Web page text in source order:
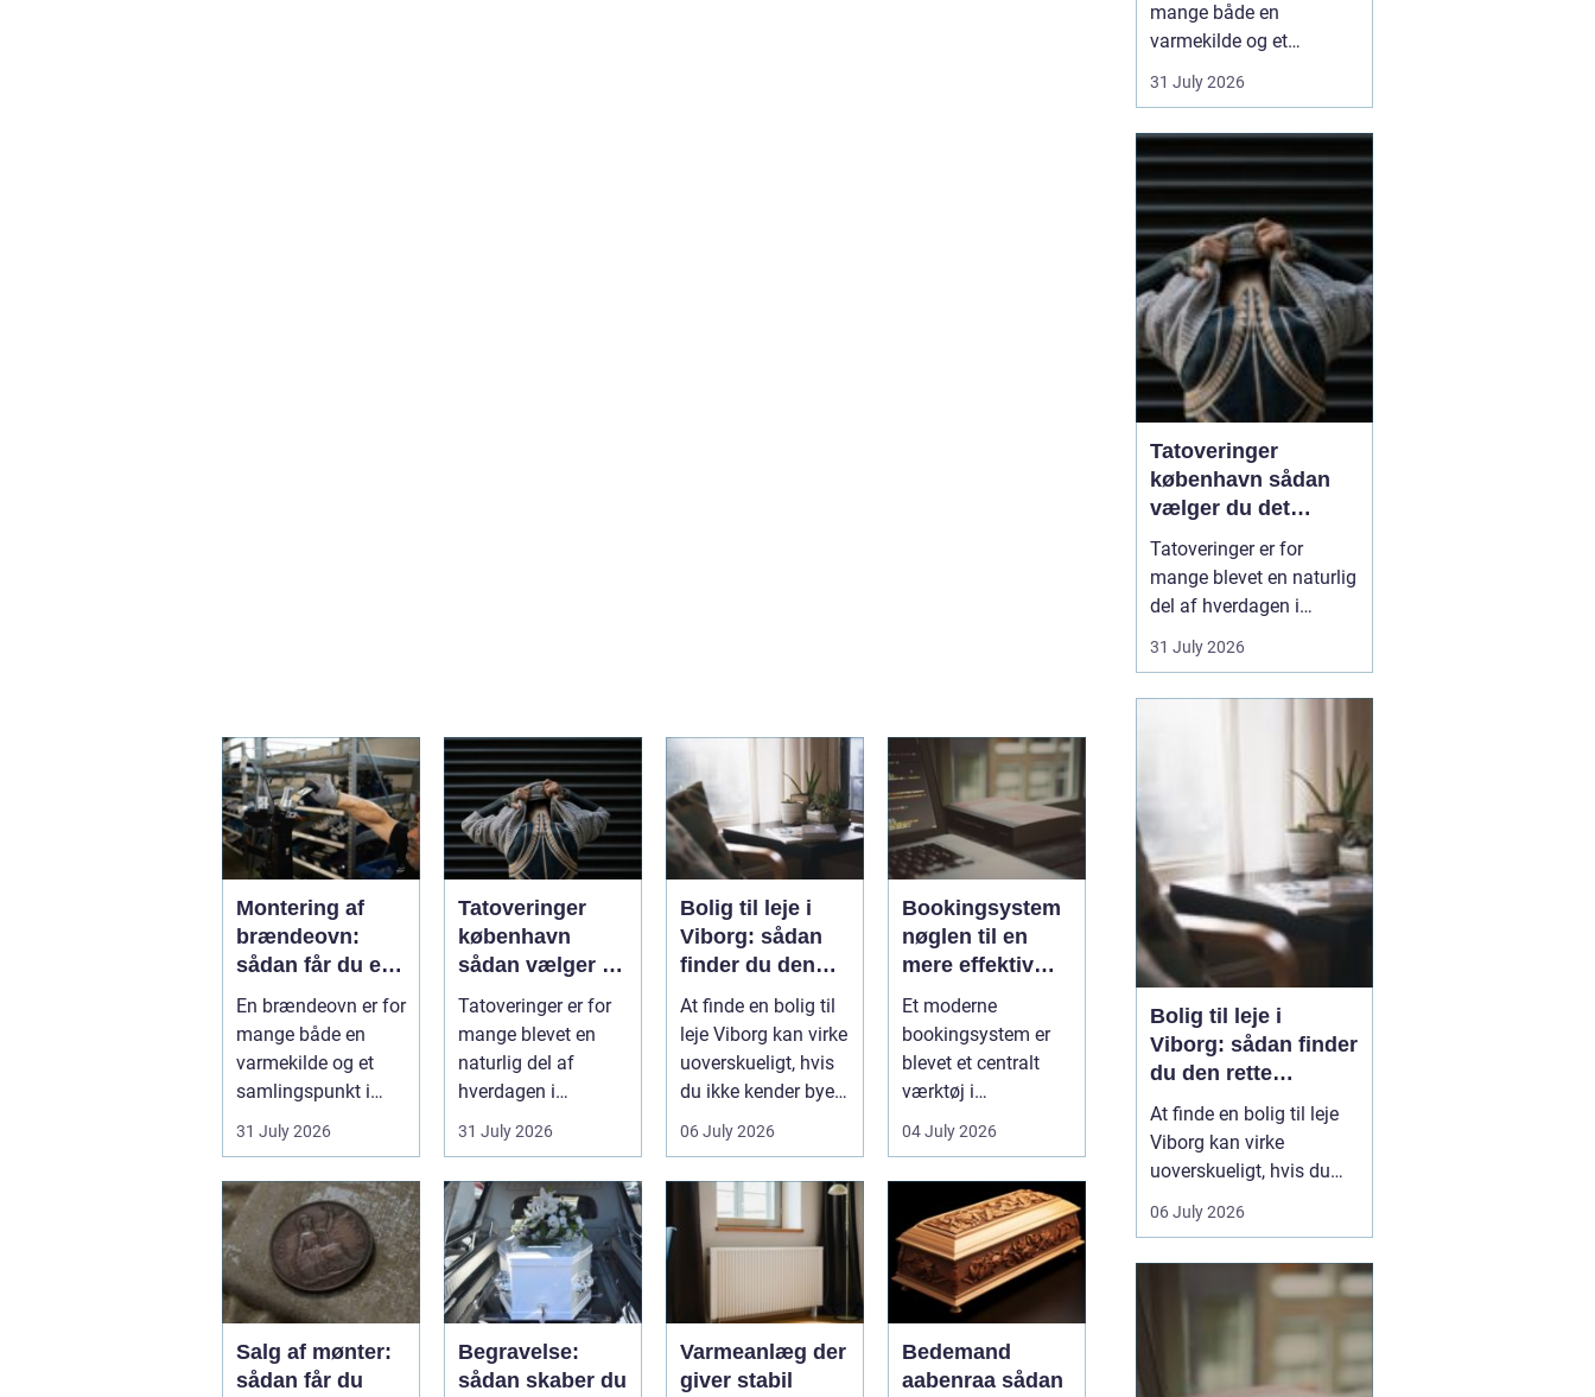
Montering af
brændeovn:
sådan får du et
sikkert og smukt
resultat
En brændeovn er for
mange både en
varmekilde og et
samlingspunkt i
hjemmet.
Flammerne gi...
31 July 2026
Tatoveringer
københavn
sådan vælger du
det rigtige
Tatoveringer er for
mange blevet en
naturlig del af
hverdagen i
København. Byen er
fyldt med dygtige...
31 July 2026
Bolig til leje i
Viborg: sådan
finder du den
rette lejlighed
At finde en bolig til
leje Viborg kan virke
uoverskueligt, hvis
du ikke kender byen
eller det lokale...
06 July 2026
Bookingsystem
nøglen til en
mere effektiv
klinikhverdag
Et moderne
bookingsystem er
blevet et centralt
værktøj i
sundhedssektoren.
Klinikker, praksis og
beh...
04 July 2026
Salg af mønter:
sådan får du
Begravelse:
sådan skaber du
Varmeanlæg der
giver stabil
Bedemand
aabenraa sådan
mange både en
varmekilde og et
samlingspunkt i
hjemmet. Flammerne
mærkes i hele rummet.
Men montering af
brændeovn er ikke noget,
man bør kaste sig ud i
uden viden og
planl&ae...
31 July 2026
Tatoveringer
københavn sådan
vælger du det
rigtige studie
Tatoveringer er for
mange blevet en naturlig
del af hverdagen i
København. Byen er fyldt
med dygtige artister,
spænder vidt. Når man
31 July 2026
Bolig til leje i
Viborg: sådan finder
du den rette
lejlighed
At finde en bolig til leje
Viborg kan virke
uoverskueligt, hvis du
ikke kender byen eller det
lokale boligmarked. Der
priserne varierer, og
områderne har hver
deres særpræg. Med en
klar plan, lidt viden om
06 July 2026